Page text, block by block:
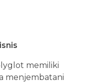
memiliki
menjembatani